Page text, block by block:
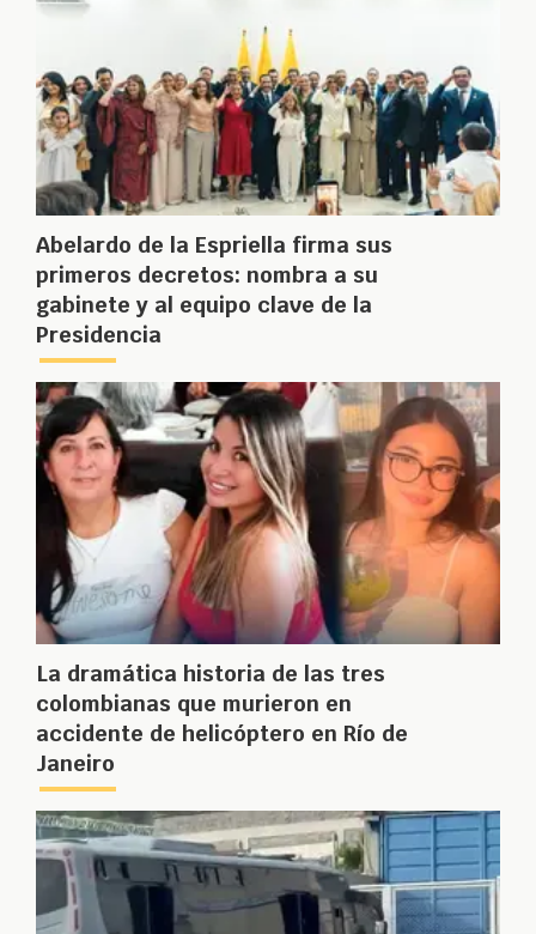
Abelardo de la Espriella firma sus
primeros decretos: nombra a su
gabinete y al equipo clave de la
Presidencia
La dramática historia de las tres
colombianas que murieron en
accidente de helicóptero en Río de
Janeiro